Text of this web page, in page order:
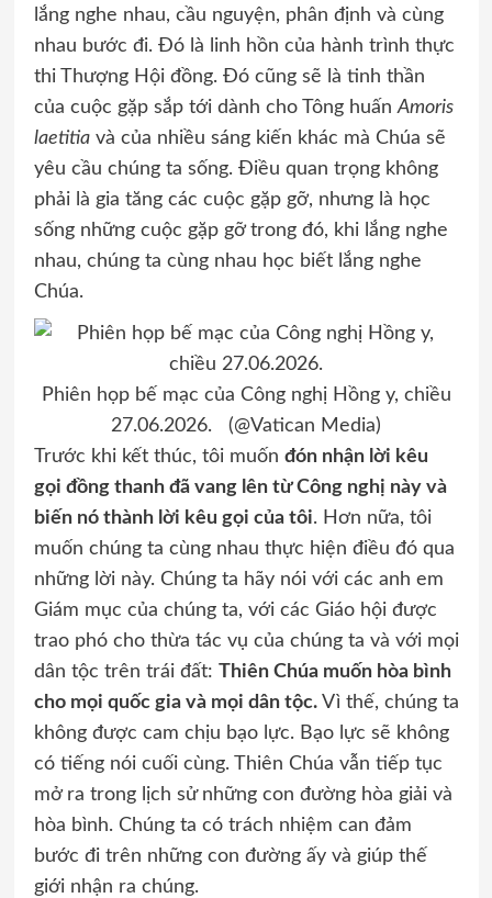
lắng nghe nhau, cầu nguyện, phân định và cùng
nhau bước đi. Đó là linh hồn của hành trình thực
thi Thượng Hội đồng. Đó cũng sẽ là tinh thần
của cuộc gặp sắp tới dành cho Tông huấnAmoris
laetitiavà của nhiều sáng kiến khác mà Chúa sẽ
yêu cầu chúng ta sống. Điều quan trọng không
phải là gia tăng các cuộc gặp gỡ, nhưng là học
sống những cuộc gặp gỡ trong đó, khi lắng nghe
nhau, chúng ta cùng nhau học biết lắng nghe
Chúa.
Phiên họp bế mạc của Công nghị Hồng y, chiều
27.06.2026. (@Vatican Media)
Trước khi kết thúc, tôi muốn đón nhận lời kêu
gọi đồng thanh đã vang lên từ Công nghị này và
biến nó thành lời kêu gọi của tôi. Hơn nữa, tôi
muốn chúng ta cùng nhau thực hiện điều đó qua
những lời này. Chúng ta hãy nói với các anh em
Giám mục của chúng ta, với các Giáo hội được
trao phó cho thừa tác vụ của chúng ta và với mọi
dân tộc trên trái đất: Thiên Chúa muốn hòa bình
cho mọi quốc gia và mọi dân tộc.Vì thế, chúng ta
không được cam chịu bạo lực. Bạo lực sẽ không
có tiếng nói cuối cùng. Thiên Chúa vẫn tiếp tục
mở ra trong lịch sử những con đường hòa giải và
hòa bình. Chúng ta có trách nhiệm can đảm
bước đi trên những con đường ấy và giúp thế
giới nhận ra chúng.